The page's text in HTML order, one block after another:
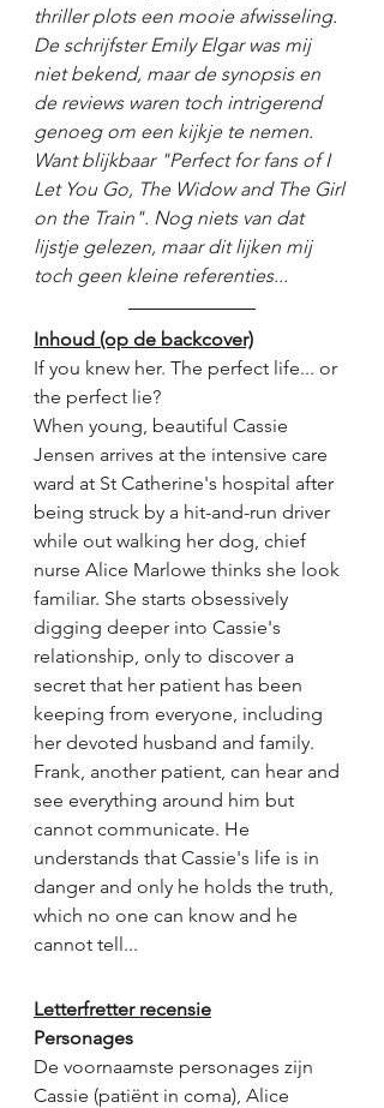
thriller plots een mooie afwisseling.
De schrijfster Emily Elgar was mij
niet bekend, maar de synopsis en
de reviews waren toch intrigerend
genoeg om een kijkje te nemen.
Want blijkbaar "Perfect for fans of I
Let You Go, The Widow and The Girl
on the Train". Nog niets van dat
lijstje gelezen, maar dit lijken mij
toch geen kleine referenties...
Inhoud (op de backcover)
If you knew her. The perfect life... or
the perfect lie?
When young, beautiful Cassie
Jensen arrives at the intensive care
ward at St Catherine's hospital after
being struck by a hit-and-run driver
while out walking her dog, chief
nurse Alice Marlowe thinks she look
familiar. She starts obsessively
digging deeper into Cassie's
relationship, only to discover a
secret that her patient has been
keeping from everyone, including
her devoted husband and family.
Frank, another patient, can hear and
see everything around him but
cannot communicate. He
understands that Cassie's life is in
danger and only he holds the truth,
which no one can know and he
cannot tell...
Letterfretter recensie
Personages
De voornaamste personages zijn
Cassie (patiënt in coma), Alice